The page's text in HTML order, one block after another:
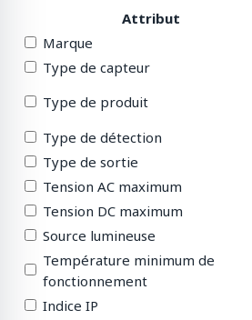
Attribut
Marque
Type de capteur
Type de produit
Type de détection
Type de sortie
Tension AC maximum
Tension DC maximum
Source lumineuse
Température minimum de
fonctionnement
Indice IP